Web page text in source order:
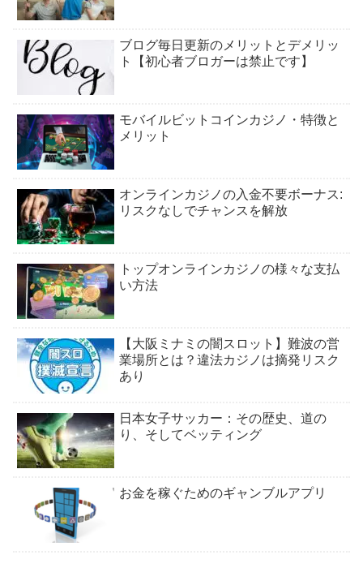
ブログ毎日更新のメリットとデメリッ
ト【初心者ブロガーは禁止です】
モバイルビットコインカジノ・特徴と
メリット
オンラインカジノの入金不要ボーナス:
リスクなしでチャンスを解放
トップオンラインカジノの様々な支払
い方法
【大阪ミナミの闇スロット】難波の営
業場所とは？違法カジノは摘発リスク
あり
日本女子サッカー：その歴史、道の
り、そしてベッティング
お金を稼ぐためのギャンブルアプリ